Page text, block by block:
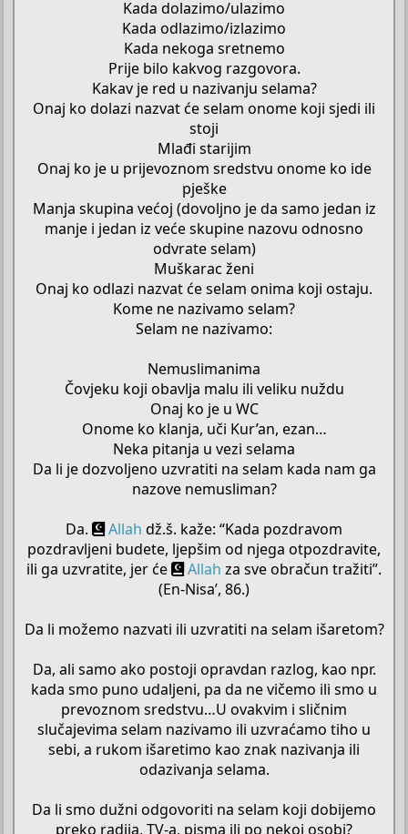
Kada dolazimo/ulazimo
Kada odlazimo/izlazimo
Kada nekoga sretnemo
Prije bilo kakvog razgovora.
Kakav je red u nazivanju selama?
Onaj ko dolazi nazvat će selam onome koji sjedi ili
stoji
Mlađi starijim
Onaj ko je u prijevoznom sredstvu onome ko ide
pješke
Manja skupina većoj (dovoljno je da samo jedan iz
manje i jedan iz veće skupine nazovu odnosno
odvrate selam)
Muškarac ženi
Onaj ko odlazi nazvat će selam onima koji ostaju.
Kome ne nazivamo selam?
Selam ne nazivamo:
Nemuslimanima
Čovjeku koji obavlja malu ili veliku nuždu
Onaj ko je u WC
Onome ko klanja, uči Kur’an, ezan…
Neka pitanja u vezi selama
Da li je dozvoljeno uzvratiti na selam kada nam ga
nazove nemusliman?
Da.
Allah dž.š. kaže: “Kada pozdravom
pozdravljeni budete, ljepšim od njega otpozdravite,
ili ga uzvratite, jer će
Allah za sve obračun tražiti”.
(En-Nisa’, 86.)
Da li možemo nazvati ili uzvratiti na selam išaretom?
Da, ali samo ako postoji opravdan razlog, kao npr.
kada smo puno udaljeni, pa da ne vičemo ili smo u
prevoznom sredstvu…U ovakvim i sličnim
slučajevima selam nazivamo ili uzvraćamo tiho u
sebi, a rukom išaretimo kao znak nazivanja ili
odazivanja selama.
Da li smo dužni odgovoriti na selam koji dobijemo
preko radija, TV-a, pisma ili po nekoj osobi?